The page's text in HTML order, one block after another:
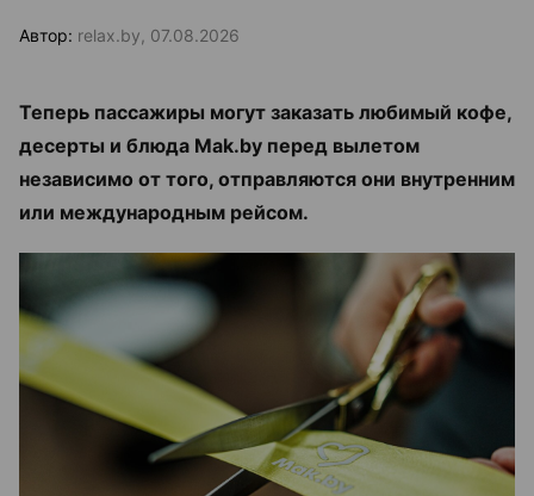
Автор: relax.by, 07.08.2026
Теперь пассажиры могут заказать любимый кофе,
десерты и блюда Mak.by перед вылетом
независимо от того, отправляются они внутренним
или международным рейсом.